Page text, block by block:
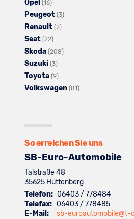
anzeigen
Nissan
anzeigen
von
Omoda
Opel (16)
Fahrzeuge
von
Opel
anzeigen
Peugeot (3)
Renault (2)
von
Seat (22)
Fahrzeuge
von
Seat
anzeigen
Skoda (208)
Skoda
Suzuki (3)
Fahrzeuge
von
Toyota (9)
Fahrzeuge
Volkswagen (81)
So erreichen Sie uns
SB-Euro-Automobile
Talstraße 48
35625 Hüttenberg
Telefon: 06403 / 778484
Telefax: 06403 / 778485
E-Mail:
sb-euroautomobile@t-